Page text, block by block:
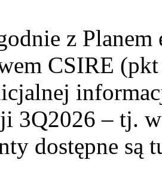
z
CSIRE
3Q2026 – tj.
dostępne są